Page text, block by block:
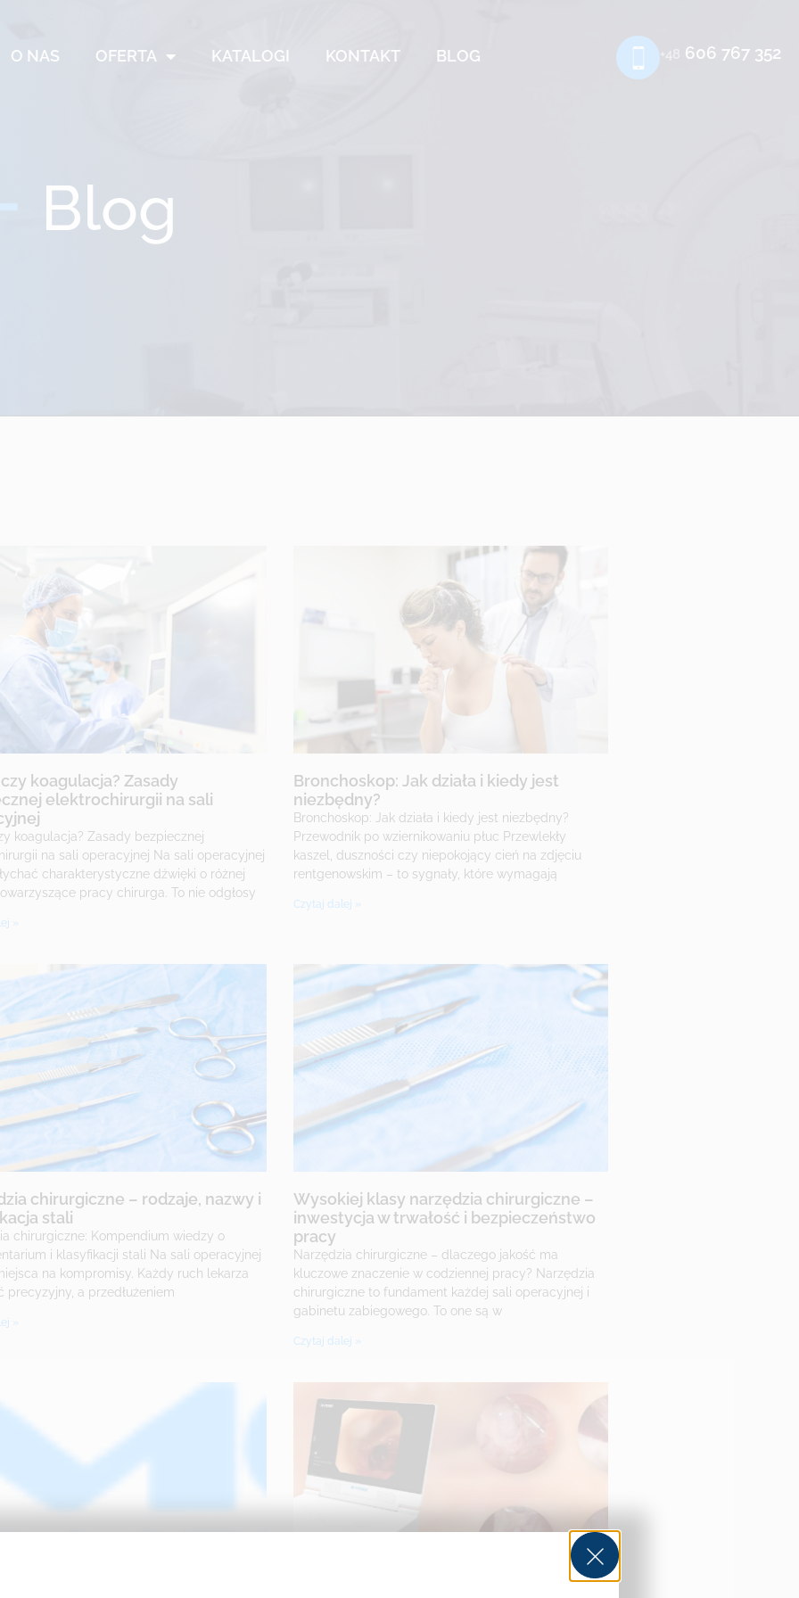
O NAS OFERTA KATALOGI KONTAKT BLOG 606 767 352
Blog
koagulacja? Zasady
elektrochirurgii na sali
koagulacja? Zasady bezpiecznej
na sali operacyjnej Na sali operacyjnej
charakterystyczne dźwięki o różnej
pracy chirurga. To nie odgłosy
»
Bronchoskop: Jak działa i kiedy jest
niezbędny?
Bronchoskop: Jak działa i kiedy jest niezbędny?
Przewodnik po wziernikowaniu płuc Przewlekły
kaszel, duszności czy niepokojący cień na zdjęciu
rentgenowskim – to sygnały, które wymagają
Czytaj dalej »
chirurgiczne – rodzaje, nazwy i
stali
chirurgiczne: Kompendium wiedzy o
i klasyfikacji stali Na sali operacyjnej
na kompromisy. Każdy ruch lekarza
precyzyjny, a przedłużeniem
»
Wysokiej klasy narzędzia chirurgiczne –
inwestycja w trwałość i bezpieczeństwo
pracy
Narzędzia chirurgiczne – dlaczego jakość ma
kluczowe znaczenie w codziennej pracy? Narzędzia
chirurgiczne to fundament każdej sali operacyjnej i
gabinetu zabiegowego. To one są w
Czytaj dalej »